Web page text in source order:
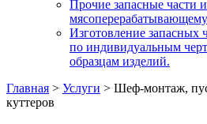
Прочие запасные части
Изготовление
по индивидуальным
образцам изделий.
Главная > Услуги > Шеф-монтаж,
куттеров